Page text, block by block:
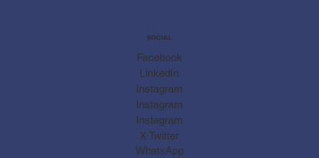
SOCIAL
Facebook
Instagram
LinkedIn
Instagram
Instagram
X Twitter
WhatsApp